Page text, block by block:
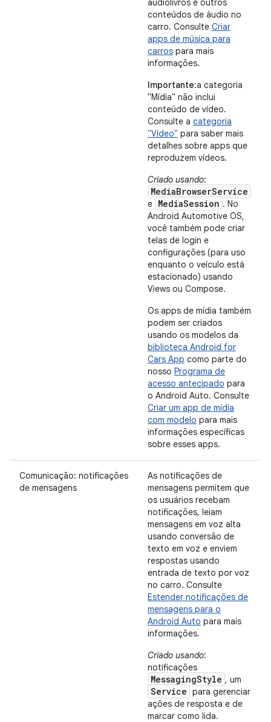
conteúdos de áudio no
carro. Consulte Criar
apps de música para
carros para mais
informações.
Importante:a categoria
"Mídia" não inclui
conteúdo de vídeo.
Consulte a categoria
"Vídeo" para saber mais
detalhes sobre apps que
reproduzem vídeos.
Criado usando:
MediaBrowserService
e MediaSession . No
Android Automotive OS,
você também pode criar
telas de login e
configurações (para uso
enquanto o veículo está
estacionado) usando
Views ou Compose.
Os apps de mídia também
podem ser criados
usando os modelos da
biblioteca Android for
Cars App como parte do
nosso Programa de
acesso antecipado para
o Android Auto. Consulte
Criar um app de mídia
com modelo para mais
informações específicas
sobre esses apps.
Comunicação: notificações
de mensagens
As notificações de
mensagens permitem que
os usuários recebam
notificações, leiam
mensagens em voz alta
usando conversão de
texto em voz e enviem
respostas usando
entrada de texto por voz
no carro. Consulte
Estender notificações de
mensagens para o
Android Auto para mais
informações.
Criado usando:
notificações
MessagingStyle , um
Service para gerenciar
ações de resposta e de
marcar como lida.